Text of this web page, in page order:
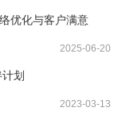
优化与客户满意
2025-06-20
划
2023-03-13